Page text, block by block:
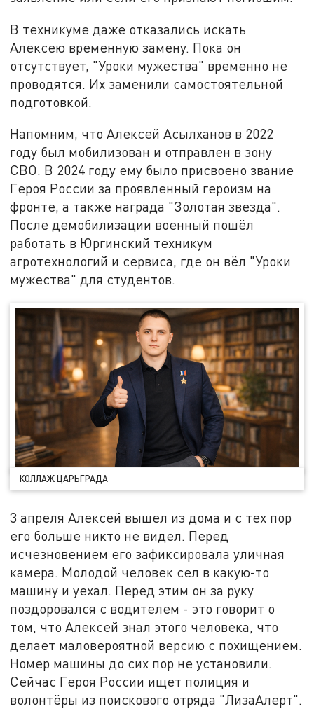
В техникуме даже отказались искать
Алексею временную замену. Пока он
отсутствует, "Уроки мужества" временно не
проводятся. Их заменили самостоятельной
подготовкой.
Напомним, что Алексей Асылханов в 2022
году был мобилизован и отправлен в зону
СВО. В 2024 году ему было присвоено звание
Героя России за проявленный героизм на
фронте, а также награда "Золотая звезда".
После демобилизации военный пошёл
работать в Юргинский техникум
агротехнологий и сервиса, где он вёл "Уроки
мужества" для студентов.
КОЛЛАЖ ЦАРЬГРАДА
3 апреля Алексей вышел из дома и с тех пор
его больше никто не видел. Перед
исчезновением его зафиксировала уличная
камера. Молодой человек сел в какую-то
машину и уехал. Перед этим он за руку
поздоровался с водителем - это говорит о
том, что Алексей знал этого человека, что
делает маловероятной версию с похищением.
Номер машины до сих пор не установили.
Сейчас Героя России ищет полиция и
волонтёры из поискового отряда "ЛизаАлерт".